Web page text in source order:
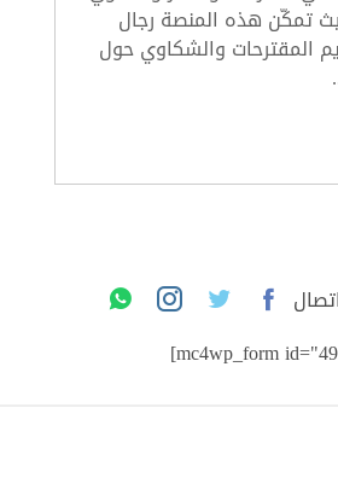
تمكّن هذه المنصة رجال
المقترحات والشكاوي حول
[mc4wp_form